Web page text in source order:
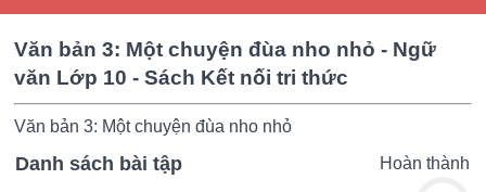
Văn bản 3: Một chuyện đùa nho nhỏ - Ngữ
văn Lớp 10 - Sách Kết nối tri thức
Văn bản 3: Một chuyện đùa nho nhỏ
Danh sách bài tập Hoàn thành